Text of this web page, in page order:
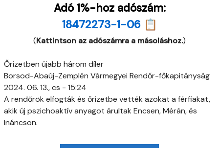
Adó 1%-hoz adószám:
18472273-1-06 📋
(Kattintson az adószámra a másoláshoz.)
Őrizetben újabb három díler
Borsod-Abaúj-Zemplén Vármegyei Rendőr-főkapitányság
2024. 06. 13., cs - 15:24
A rendőrök elfogták és őrizetbe vették azokat a férfiakat,
akik új pszichoaktív anyagot árultak Encsen, Mérán, és
Ináncson.